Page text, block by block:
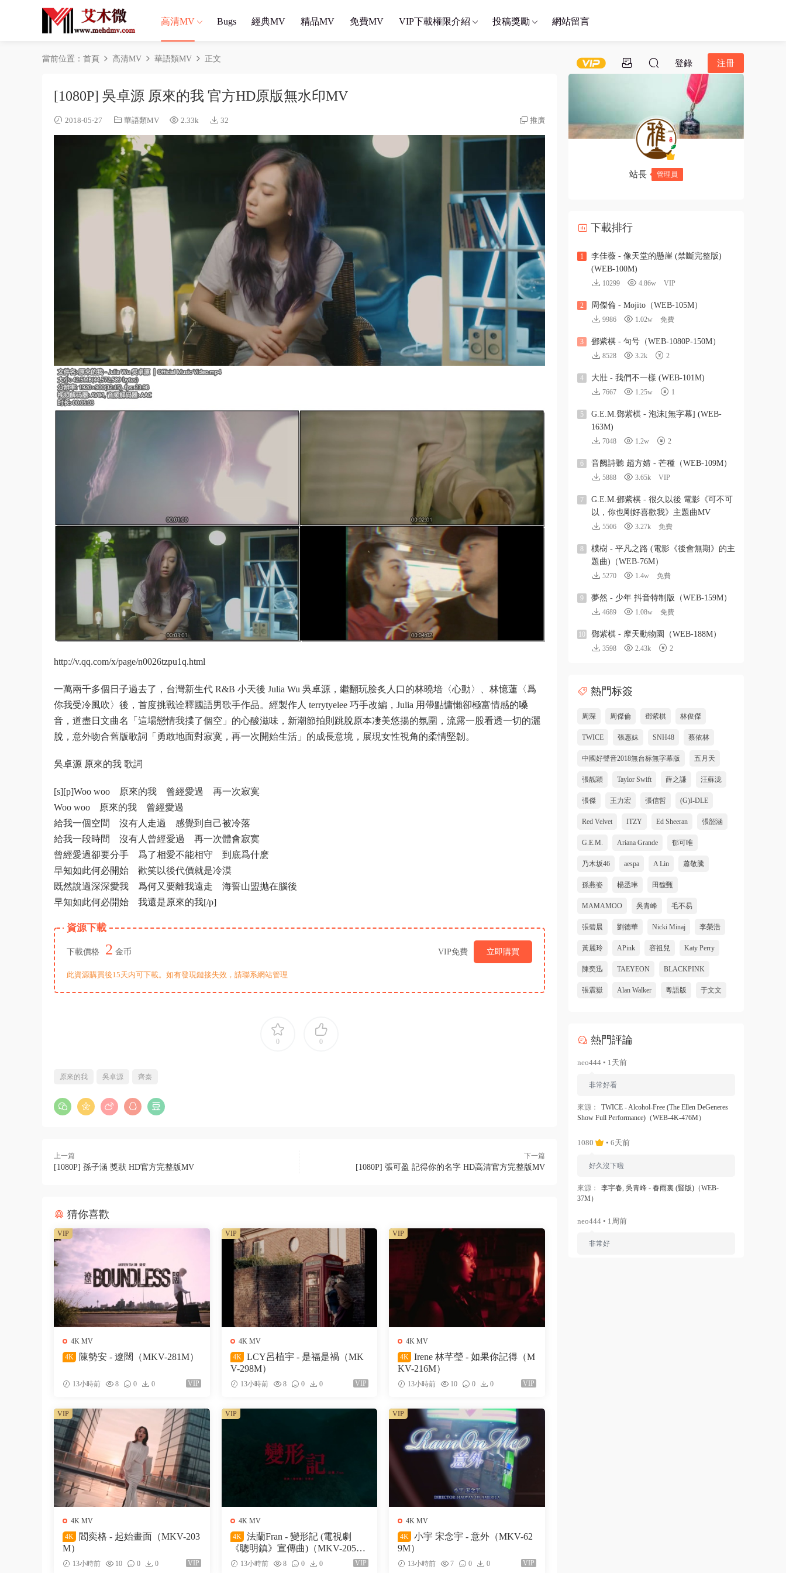
高清MV Bugs 經典MV 精品MV 免費MV VIP下載權限介紹 投稿獎勵 網站留言
登錄 注冊
當前位置： 首頁 高清MV 華語類MV 正文
[1080P] 吳卓源 原來的我 官方HD原版無水印MV
2018-05-27 華語類MV 2.33k 32 推廣
http://v.qq.com/x/page/n0026tzpu1q.html
一萬兩千多個日子過去了，台灣新生代 R&B 小天後 Julia Wu 吳卓源，繼翻玩脍炙人口的林曉培〈心動〉、林憶蓮〈爲
你我受冷風吹〉後，首度挑戰诠釋國語男歌手作品。經製作人 terrytyelee 巧手改編，Julia 用帶點慵懶卻極富情感的嗓
音，道盡日文曲名「這場戀情我撲了個空」的心酸滋味，新潮節拍則跳脫原本凄美悠揚的氛圍，流露一股看透一切的灑
脫，意外吻合舊版歌詞「勇敢地面對寂寞，再一次開始生活」的成長意境，展現女性視角的柔情堅韌。
吳卓源 原來的我 歌詞
[s][p]Woo woo 原來的我 曾經愛過 再一次寂寞
Woo woo 原來的我 曾經愛過
給我一個空間 沒有人走過 感覺到自己被冷落
給我一段時間 沒有人曾經愛過 再一次體會寂寞
曾經愛過卻要分手 爲了相愛不能相守 到底爲什麽
早知如此何必開始 歡笑以後代價就是冷漠
既然說過深深愛我 爲何又要離我遠走 海誓山盟抛在腦後
早知如此何必開始 我還是原來的我[/p]
資源下載
下載價格 2 金币 VIP免費 立即購買
此資源購買後15天内可下載。如有發現鏈接失效，請聯系網站管理
0 0
原來的我 吳卓源 齊秦
上一篇
[1080P] 孫子涵 獎狀 HD官方完整版MV
下一篇
[1080P] 張可盈 記得你的名字 HD高清官方完整版MV
猜你喜歡
4K MV
4K
陳勢安 - 遼闊（MKV-281M）
13小時前 8 0 0 VIP
VIP
4K MV
4K
LCY呂植宇 - 是福是禍（MK
V-298M）
13小時前 8 0 0 VIP
VIP
4K MV
4K
Irene 林芊瑩 - 如果你記得（M
KV-216M）
13小時前 10 0 0 VIP
VIP
4K MV
4K
閻奕格 - 起始畫面（MKV-203
M）
13小時前 10 0 0 VIP
VIP
4K MV
4K
法蘭Fran - 變形記 (電視劇
《聰明鎮》宣傳曲)（MKV-205
M）13小時前 8 0 0 VIP
VIP
4K MV
4K
小宇 宋念宇 - 意外（MKV-62
9M）
13小時前 7 0 0 VIP
VIP
站長 管理員
下載排行
1
李佳薇 - 像天堂的懸崖 (禁斷完整版)
(WEB-100M)
10299 4.86w VIP
2 周傑倫 - Mojito（WEB-105M）
9986 1.02w 免費
3 鄧紫棋 - 句号（WEB-1080P-150M）
8528 3.2k 2
4 大壯 - 我們不一樣 (WEB-101M)
7667 1.25w 1
5
G.E.M.鄧紫棋 - 泡沫[無字幕] (WEB-
163M)
7048 1.2w 2
6 音阙詩聽 趙方婧 - 芒種（WEB-109M）
5888 3.65k VIP
7
G.E.M.鄧紫棋 - 很久以後 電影《可不可
以，你也剛好喜歡我》主題曲MV
5506 3.27k 免費
8
樸樹 - 平凡之路 (電影《後會無期》的主
題曲)（WEB-76M）
5270 1.4w 免費
9 夢然 - 少年 抖音特制版（WEB-159M）
4689 1.08w 免費
10 鄧紫棋 - 摩天動物園（WEB-188M）
3598 2.43k 2
熱門标簽
周深 周傑倫 鄧紫棋 林俊傑
TWICE 張惠妹 SNH48 蔡依林
中國好聲音2018無台标無字幕版 五月天
張靓穎 Taylor Swift 薛之謙 汪蘇泷
張傑 王力宏 張信哲 (G)I-DLE
Red Velvet ITZY Ed Sheeran 張韶涵
G.E.M. Ariana Grande 郁可唯
乃木坂46 aespa A Lin 蕭敬騰
孫燕姿 楊丞琳 田馥甄
MAMAMOO 吳青峰 毛不易
張碧晨 劉德華 Nicki Minaj 李榮浩
黃麗玲 APink 容祖兒 Katy Perry
陳奕迅 TAEYEON BLACKPINK
張震嶽 Alan Walker 粵語版 于文文
熱門評論
neo444 • 1天前
非常好看
來源：
TWICE - Alcohol-Free (The Ellen DeGeneres
Show Full Performance)（WEB-4K-476M）
1080 • 6天前
好久沒下啦
來源：
李宇春, 吳青峰 - 春雨裏 (豎版)（WEB-
37M）
neo444 • 1周前
非常好